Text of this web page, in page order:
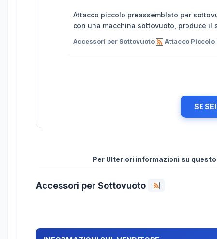
Attacco piccolo preassemblato per
con una macchina sottovuoto, produce il
Accessori per Sottovuoto Attacco Piccolo
SE
Per Ulteriori informazioni su
Accessori per Sottovuoto